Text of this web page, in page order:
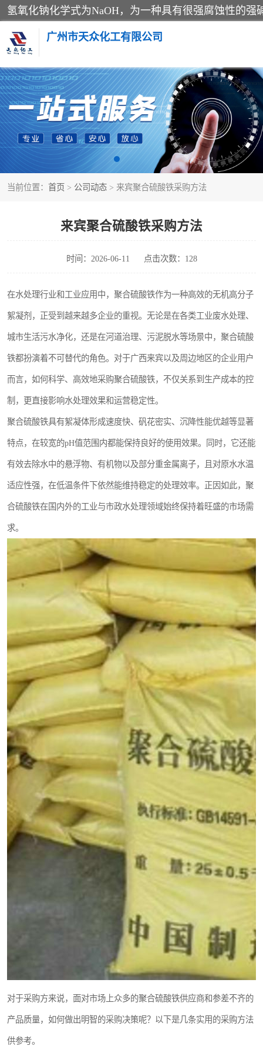
广州市天众化工有限公司
当前位置： 首页 > 公司动态 > 来宾聚合硫酸铁采购方法
来宾聚合硫酸铁采购方法
时间：2026-06-11 点击次数：128
在水处理行业和工业应用中，聚合硫酸铁作为一种高效的无机高分子
絮凝剂，正受到越来越多企业的重视。无论是在各类工业废水处理、
城市生活污水净化，还是在河道治理、污泥脱水等场景中，聚合硫酸
铁都扮演着不可替代的角色。对于广西来宾以及周边地区的企业用户
而言，如何科学、高效地采购聚合硫酸铁，不仅关系到生产成本的控
制，更直接影响水处理效果和运营稳定性。
聚合硫酸铁具有絮凝体形成速度快、矾花密实、沉降性能优越等显著
特点，在较宽的pH值范围内都能保持良好的使用效果。同时，它还能
有效去除水中的悬浮物、有机物以及部分重金属离子，且对原水水温
适应性强，在低温条件下依然能维持稳定的处理效率。正因如此，聚
合硫酸铁在国内外的工业与市政水处理领域始终保持着旺盛的市场需
求。
对于采购方来说，面对市场上众多的聚合硫酸铁供应商和参差不齐的
产品质量，如何做出明智的采购决策呢？以下是几条实用的采购方法
供参考。
亚硝酸钠
纯碱
草酸
聚合氯化铝
焦亚硫酸钠
氯酸钠
磷酸氢二钾
过硫酸钠
尿素
大苏打
元明粉